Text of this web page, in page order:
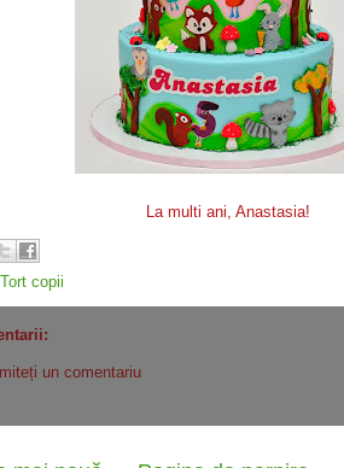
La multi ani, Anastasia!
Tort copii
un comentariu